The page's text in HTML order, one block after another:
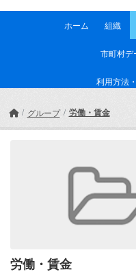
ホーム 組織
市町村デ
利用方法
グループ 労働・賃金
労働・賃金